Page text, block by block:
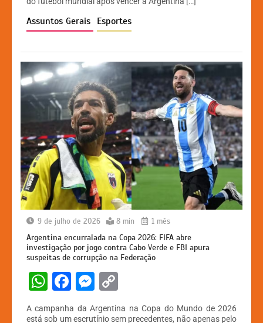
A
p
b
o
k
e
n
er
Li
n
Assuntos Gerais Esportes
9 de julho de 2026 8 min 1 mês
Argentina encurralada na Copa 2026: FIFA abre
investigação por jogo contra Cabo Verde e FBI apura
suspeitas de corrupção na Federação
W F
a
M
A campanha da Argentina na Copa do Mundo de 2026
está sob um escrutínio sem precedentes, não apenas pelo